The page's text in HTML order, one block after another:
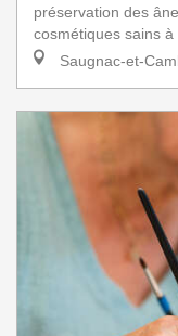
préservation des
cosmétiques sains à
Saugnac-et-